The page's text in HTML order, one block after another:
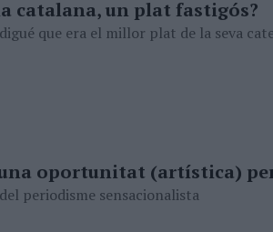
catalana, un plat fastigós?
que era el millor plat de la seva
una oportunitat (artística)
periodisme sensacionalista